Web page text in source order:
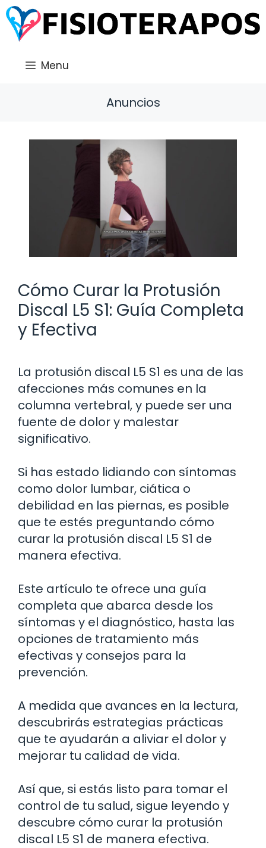
Saltar
al
contenido
Menu
Anuncios
Cómo Curar la Protusión
Discal L5 S1: Guía Completa
y Efectiva
La protusión discal L5 S1 es una de las
afecciones más comunes en la
columna vertebral, y puede ser una
fuente de dolor y malestar
significativo.
Si has estado lidiando con síntomas
como dolor lumbar, ciática o
debilidad en las piernas, es posible
que te estés preguntando cómo
curar la protusión discal L5 S1 de
manera efectiva.
Este artículo te ofrece una guía
completa que abarca desde los
síntomas y el diagnóstico, hasta las
opciones de tratamiento más
efectivas y consejos para la
prevención.
A medida que avances en la lectura,
descubrirás estrategias prácticas
que te ayudarán a aliviar el dolor y
mejorar tu calidad de vida.
Así que, si estás listo para tomar el
control de tu salud, sigue leyendo y
descubre cómo curar la protusión
discal L5 S1 de manera efectiva.